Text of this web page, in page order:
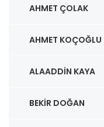
AHMET ÇOLAK
AHMET KOÇOĞLU
ALAADDIN KAYA
BEKIR DOĞAN